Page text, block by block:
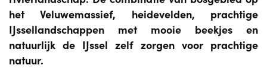
het Veluwemassief, heidevelden, prachtige
IJssellandschappen met mooie beekjes en
natuurlijk de IJssel zelf zorgen voor prachtige
natuur.